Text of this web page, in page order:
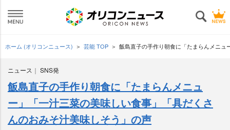
ホーム (オリコンニュース) 芸能 TOP 飯島直子の手作り朝食に「たまらんメニ
ニュース SNS発
飯島直子の手作り朝食に「たまらんメニュ
ー」「一汁三菜の美味しい食事」「具だくさ
んのおみそ汁美味しそう」の声